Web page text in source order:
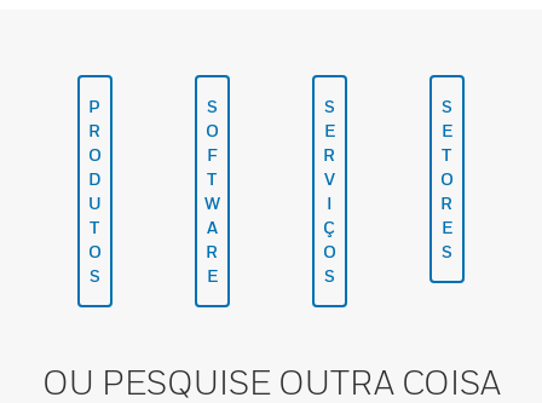
P
R
O
D
U
T
O
S
S
O
F
T
W
A
R
E
S
E
R
V
I
Ç
O
S
S
E
T
O
R
E
S
OU PESQUISE OUTRA COISA